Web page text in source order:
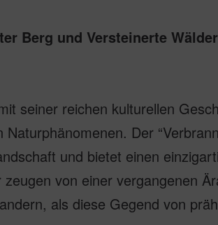
Berg und Versteinerte
seiner reichen kulturellen
Der
und bietet einen
von einer vergangenen
als diese Gegend von